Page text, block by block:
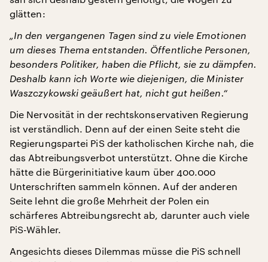
glätten:
„In den vergangenen Tagen sind zu viele Emotionen
um dieses Thema entstanden. Öffentliche Personen,
besonders Politiker, haben die Pflicht, sie zu dämpfen.
Deshalb kann ich Worte wie diejenigen, die Minister
Waszczykowski geäußert hat, nicht gut heißen.“
Die Nervosität in der rechtskonservativen Regierung
ist verständlich. Denn auf der einen Seite steht die
Regierungspartei PiS der katholischen Kirche nah, die
das Abtreibungsverbot unterstützt. Ohne die Kirche
hätte die Bürgerinitiative kaum über 400.000
Unterschriften sammeln können. Auf der anderen
Seite lehnt die große Mehrheit der Polen ein
schärferes Abtreibungsrecht ab, darunter auch viele
PiS-Wähler.
Angesichts dieses Dilemmas müsse die PiS schnell